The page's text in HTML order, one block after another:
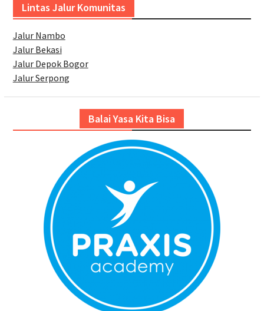
Lintas Jalur Komunitas
Jalur Nambo
Jalur Bekasi
Jalur Depok Bogor
Jalur Serpong
Balai Yasa Kita Bisa